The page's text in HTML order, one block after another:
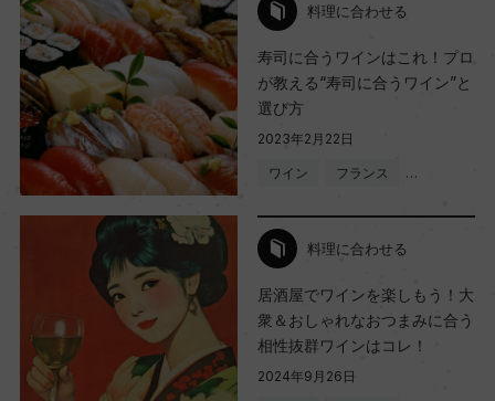
料理に合わせる
寿司に合うワインはこれ！プロ
が教える“寿司に合うワイン”と
選び方
2023年2月22日
ワイン フランス …
料理に合わせる
居酒屋でワインを楽しもう！大
衆＆おしゃれなおつまみに合う
相性抜群ワインはコレ！
2024年9月26日